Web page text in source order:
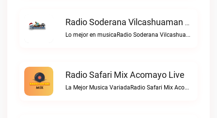
Radio Soderana Vilcashuaman Live
Lo mejor en musicaRadio Soderana Vilcashuaman live
Radio Safari Mix Acomayo Live
La Mejor Musica VariadaRadio Safari Mix Acomayo live